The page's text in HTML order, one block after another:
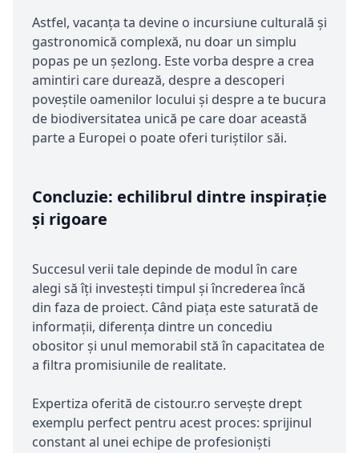
Astfel, vacanța ta devine o incursiune culturală și
gastronomică complexă, nu doar un simplu
popas pe un șezlong. Este vorba despre a crea
amintiri care durează, despre a descoperi
poveștile oamenilor locului și despre a te bucura
de biodiversitatea unică pe care doar această
parte a Europei o poate oferi turiștilor săi.
Concluzie: echilibrul dintre inspirație
și rigoare
Succesul verii tale depinde de modul în care
alegi să îți investești timpul și încrederea încă
din faza de proiect. Când piața este saturată de
informații, diferența dintre un concediu
obositor și unul memorabil stă în capacitatea de
a filtra promisiunile de realitate.
Expertiza oferită de cistour.ro servește drept
exemplu perfect pentru acest proces: sprijinul
constant al unei echipe de profesioniști